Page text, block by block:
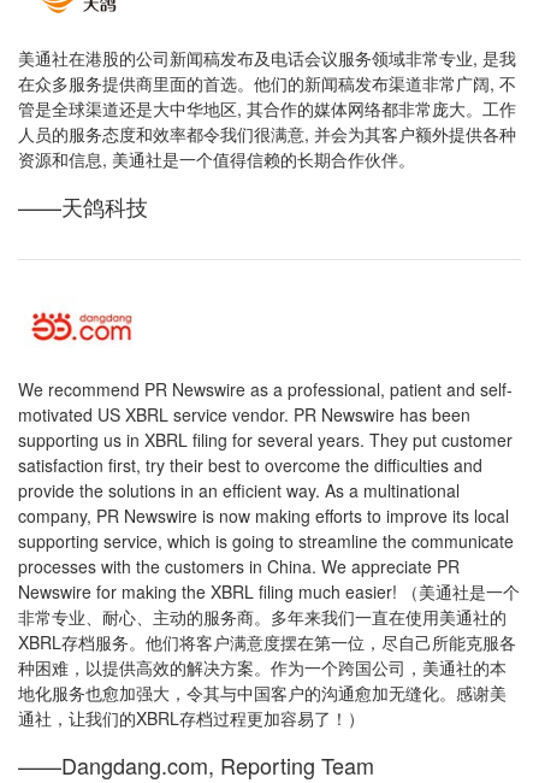
美通社在港股的公司新闻稿发布及电话会议服务领域非常专业, 是我
在众多服务提供商里面的首选。他们的新闻稿发布渠道非常广阔, 不
管是全球渠道还是大中华地区, 其合作的媒体网络都非常庞大。工作
人员的服务态度和效率都令我们很满意, 并会为其客户额外提供各种
资源和信息, 美通社是一个值得信赖的长期合作伙伴。
——天鸽科技
We recommend PR Newswire as a professional, patient and self-
motivated US XBRL service vendor. PR Newswire has been
supporting us in XBRL filing for several years. They put customer
satisfaction first, try their best to overcome the difficulties and
provide the solutions in an efficient way. As a multinational
company, PR Newswire is now making efforts to improve its local
supporting service, which is going to streamline the communicate
processes with the customers in China. We appreciate PR
Newswire for making the XBRL filing much easier! （美通社是一个
非常专业、耐心、主动的服务商。多年来我们一直在使用美通社的
XBRL存档服务。他们将客户满意度摆在第一位，尽自己所能克服各
种困难，以提供高效的解决方案。作为一个跨国公司，美通社的本
地化服务也愈加强大，令其与中国客户的沟通愈加无缝化。感谢美
通社，让我们的XBRL存档过程更加容易了！）
——Dangdang.com, Reporting Team